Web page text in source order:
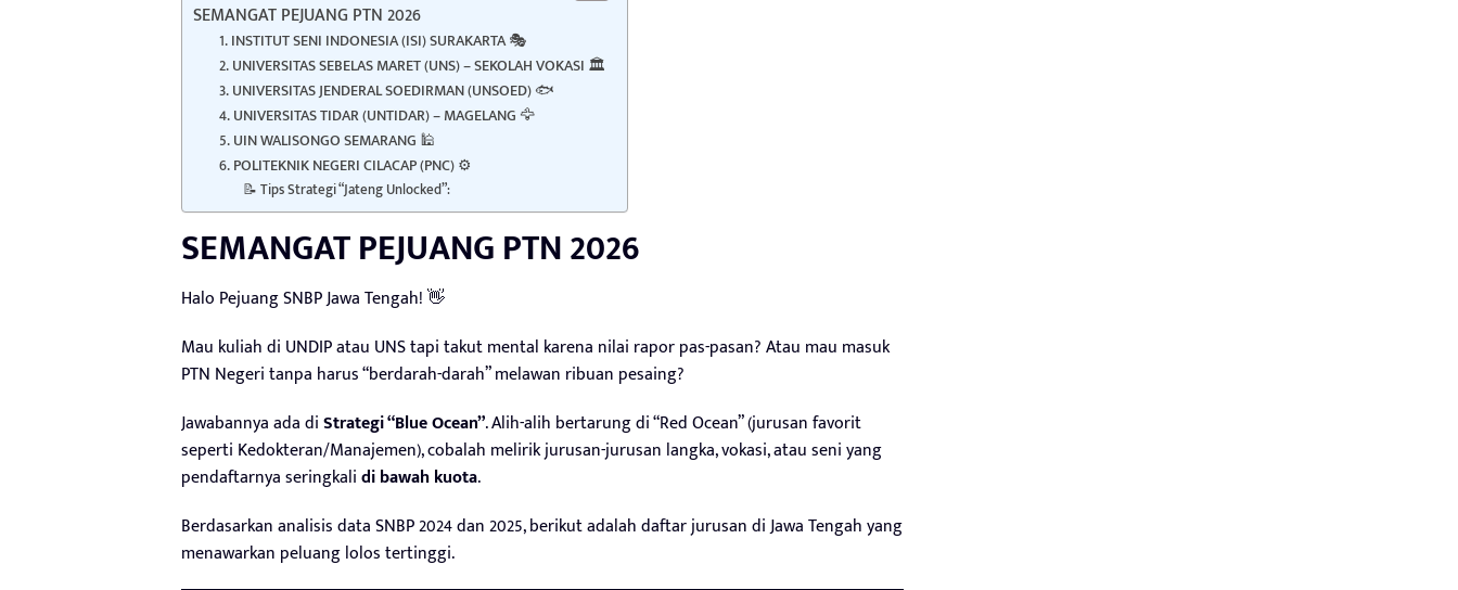
SEMANGAT PEJUANG PTN 2026
1. INSTITUT SENI INDONESIA (ISI) SURAKARTA 🎭
2. UNIVERSITAS SEBELAS MARET (UNS) – SEKOLAH VOKASI 🏛️
3. UNIVERSITAS JENDERAL SOEDIRMAN (UNSOED) 🐟
4. UNIVERSITAS TIDAR (UNTIDAR) – MAGELANG 🦅
5. UIN WALISONGO SEMARANG 🕌
6. POLITEKNIK NEGERI CILACAP (PNC) ⚙️
📝 Tips Strategi “Jateng Unlocked”:
SEMANGAT PEJUANG PTN 2026
Halo Pejuang SNBP Jawa Tengah! 👋
Mau kuliah di UNDIP atau UNS tapi takut mental karena nilai rapor pas-pasan? Atau mau masuk
PTN Negeri tanpa harus “berdarah-darah” melawan ribuan pesaing?
Jawabannya ada diStrategi “Blue Ocean”. Alih-alih bertarung di “Red Ocean” (jurusan favorit
seperti Kedokteran/Manajemen), cobalah melirik jurusan-jurusan langka, vokasi, atau seni yang
pendaftarnya seringkalidi bawah kuota.
Berdasarkan analisis data SNBP 2024 dan 2025, berikut adalah daftar jurusan di Jawa Tengah yang
menawarkan peluang lolos tertinggi.